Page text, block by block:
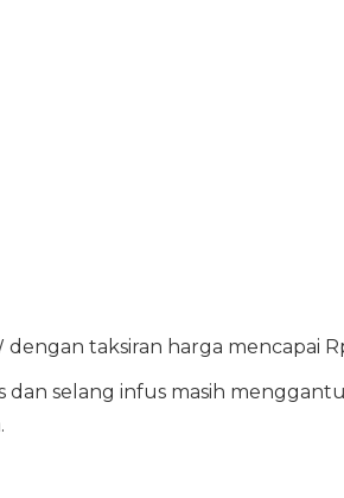
taksiran harga mencapai
dan selang infus masih